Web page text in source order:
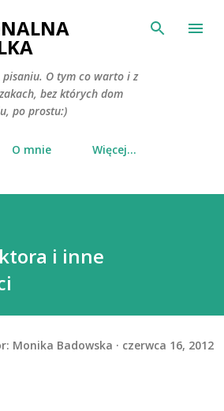
do głównej zawartości
pisaniu. O tym co warto i z
bez których dom
po prostu:)
O mnie Więcej…
i inne
Monika Badowska czerwca 16, 2012